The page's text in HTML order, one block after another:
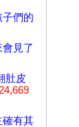
子們的
見了
肚皮
24,669
確有其